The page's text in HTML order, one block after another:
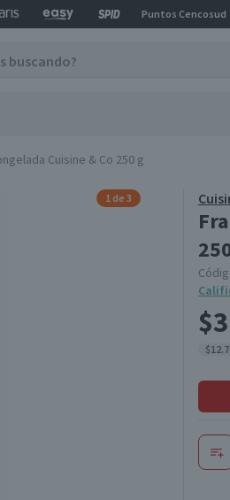
Puntos Cencosud
Cuisine & Co 250 g
1 de 3